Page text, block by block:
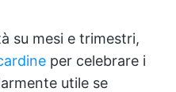
su mesi e trimestri,
per celebrare i
utile se